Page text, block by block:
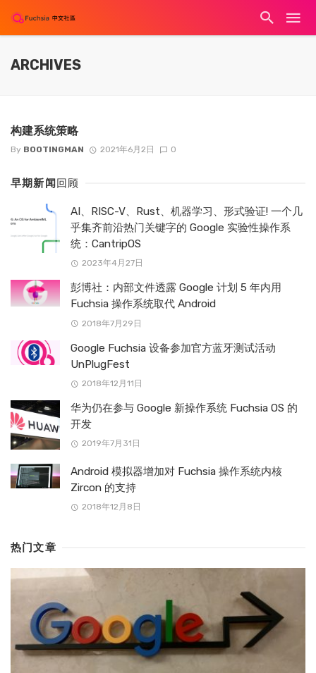
ARCHIVES
构建系统策略
By BOOTINGMAN 2021年6月2日 0
早期新闻回顾
AI、RISC-V、Rust、机器学习、形式验证! 一个几
乎集齐前沿热门关键字的 Google 实验性操作系
统：CantripOS
2023年4月27日
彭博社：内部文件透露 Google 计划 5 年内用
Fuchsia 操作系统取代 Android
2018年7月29日
Google Fuchsia 设备参加官方蓝牙测试活动
UnPlugFest
2018年12月11日
华为仍在参与 Google 新操作系统 Fuchsia OS 的
开发
2019年7月31日
Android 模拟器增加对 Fuchsia 操作系统内核
Zircon 的支持
2018年12月8日
热门文章